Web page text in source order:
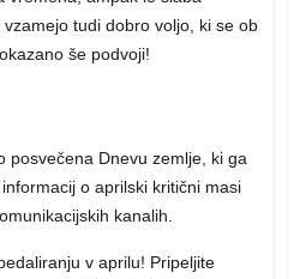
tudi dobro voljo, ki se ob
še podvoji!
posvečena Dnevu zemlje, ki ga
o aprilski kritični masi
kanalih.
v aprilu! Pripeljite